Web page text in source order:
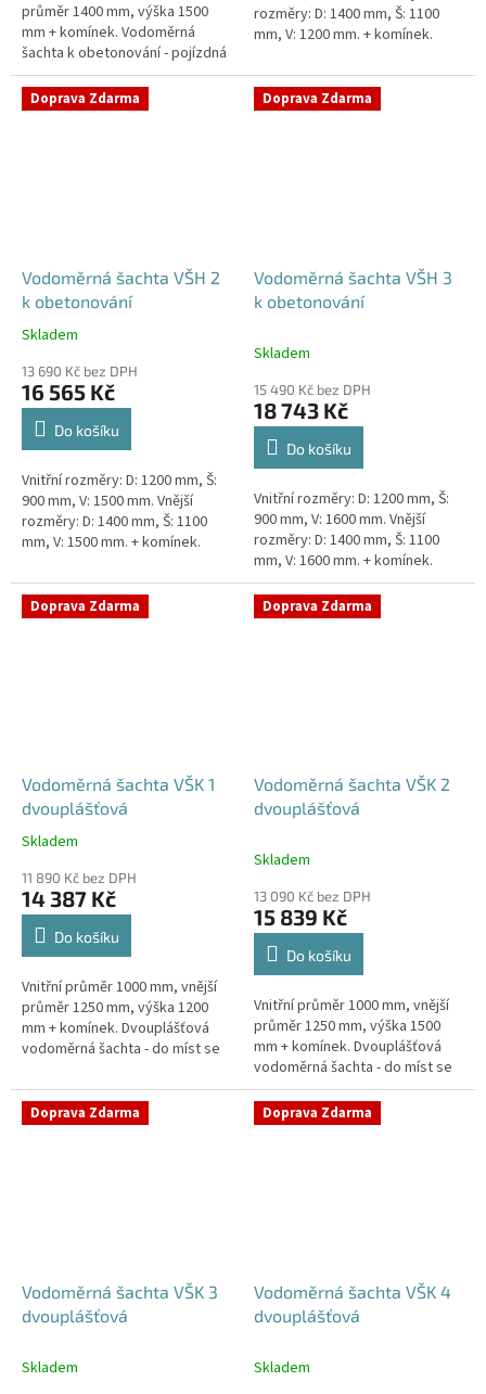
průměr 1400 mm, výška 1500
mm + komínek. Vodoměrná
šachta k obetonování - pojízdná
i pod parkovací stáníStandardní
prostupy šachty DN32 (jiné na...
rozměry: D: 1400 mm, Š: 1100
mm, V: 1200 mm. + komínek.
obetonování - pojízdná i pod...
Doprava Zdarma
Vodoměrná šachta VŠH 2
k obetonování
Průměrné
produktu
je
5,0
hvězdiček.
Skladem
13 690 Kč bez DPH
16 565 Kč
Do košíku
Vnitřní rozměry: D: 1200 mm, Š:
900 mm, V: 1500 mm. Vnější
rozměry: D: 1400 mm, Š: 1100
mm, V: 1500 mm. + komínek.
obetonování - pojízdná i pod...
Doprava Zdarma
Vodoměrná šachta VŠH 3
k obetonování
Skladem
15 490 Kč bez DPH
18 743 Kč
Do košíku
Vnitřní rozměry: D: 1200 mm, Š:
900 mm, V: 1600 mm. Vnější
rozměry: D: 1400 mm, Š: 1100
mm, V: 1600 mm. + komínek.
Vodoměrná šachta k
obetonování - pojízdná i pod...
Doprava Zdarma
Vodoměrná šachta VŠK 1
dvouplášťová
Průměrné
produktu
je
4,8
hvězdiček.
Skladem
11 890 Kč bez DPH
14 387 Kč
Do košíku
Vnitřní průměr 1000 mm, vnější
průměr 1250 mm, výška 1200
mm + komínek. Dvouplášťová
vodoměrná šachta - do míst se
parkovací stáníStandardní...
Doprava Zdarma
Vodoměrná šachta VŠK 2
dvouplášťová
Skladem
13 090 Kč bez DPH
15 839 Kč
Do košíku
Vnitřní průměr 1000 mm, vnější
průměr 1250 mm, výška 1500
mm + komínek. Dvouplášťová
vodoměrná šachta - do míst se
spodní vodou, pojízdná i pod
parkovací stáníStandardní...
Doprava Zdarma
Vodoměrná šachta VŠK 3
dvouplášťová
Skladem
Doprava Zdarma
Vodoměrná šachta VŠK 4
dvouplášťová
Skladem